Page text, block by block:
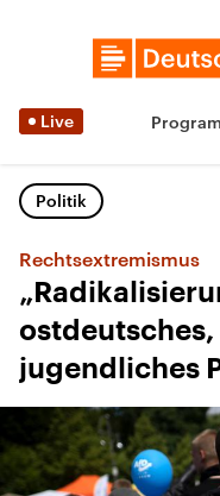
Live
Politik
Rechtsextremismus
jugendliches